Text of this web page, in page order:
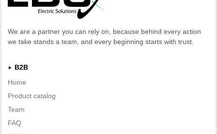
We are a partner you can rely on, because behind every action
we take stands a team, and every beginning starts with trust.
►
B2B
Home
Product catalog
Team
FAQ